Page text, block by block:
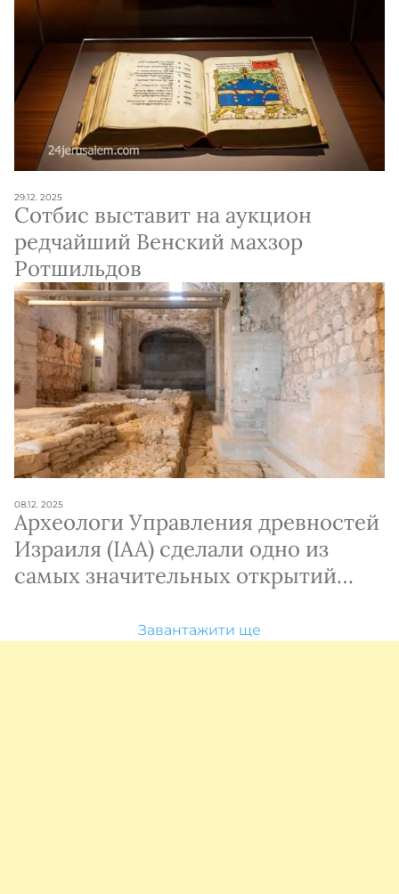
29.12. 2025
Сотбис выставит на аукцион
редчайший Венский махзор
Ротшильдов
08.12. 2025
Археологи Управления древностей
Израиля (IAA) сделали одно из
самых значительных открытий
Завантажити ще